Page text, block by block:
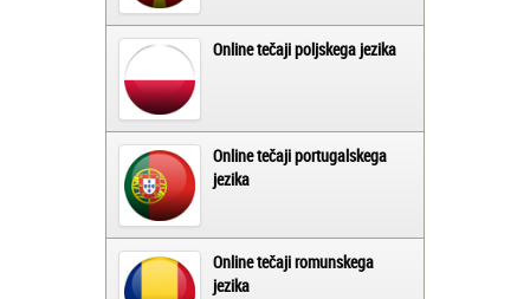
Online tečaji poljskega jezika
Online tečaji portugalskega
jezika
Online tečaji romunskega
jezika